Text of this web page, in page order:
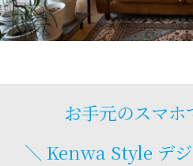
お手元のスマホ
＼ Kenwa Style デ